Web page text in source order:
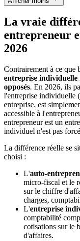
La vraie
entrepreneur
2026
Contrairement à ce que
entreprise individuelle
opposés. En 2026, ils
l'entreprise individuelle
entreprise, est
accessible à
entrepreneur est un
individuel n'est pas
La différence réelle se
choisi :
L'auto-
micro-fiscal et le
sur le chiffre
charges,
L'entreprise
comptabilité
cotisations sur le
d'affaires.